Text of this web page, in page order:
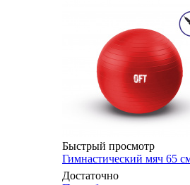
Быстрый просмотр
Гимнастический мяч 65
Достаточно